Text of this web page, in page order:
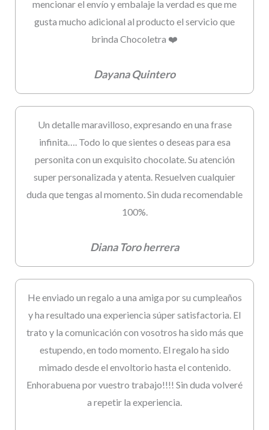
mencionar el envío y embalaje la verdad es que me
gusta mucho adicional al producto el servicio que
brinda Chocoletra ❤️
Dayana Quintero
Un detalle maravilloso, expresando en una frase
infinita…. Todo lo que sientes o deseas para esa
personita con un exquisito chocolate. Su atención
super personalizada y atenta. Resuelven cualquier
duda que tengas al momento. Sin duda recomendable
100%.
Diana Toro herrera
He enviado un regalo a una amiga por su cumpleaños
y ha resultado una experiencia súper satisfactoria. El
trato y la comunicación con vosotros ha sido más que
estupendo, en todo momento. El regalo ha sido
mimado desde el envoltorio hasta el contenido.
Enhorabuena por vuestro trabajo!!!! Sin duda volveré
a repetir la experiencia.